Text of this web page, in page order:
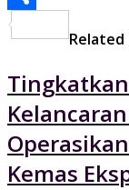
Related
Kemas